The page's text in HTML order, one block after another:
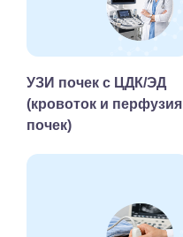
УЗИ почек с ЦДК/ЭД
(кровоток и перфузия
почек)